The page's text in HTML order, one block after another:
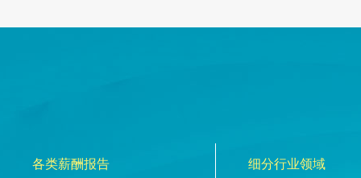
各类薪酬报告 细分行业领域